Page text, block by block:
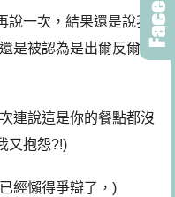
一次，結果還是說我
是被認為是出爾反爾的
連說這是你的餐點都沒
又抱怨?!)
經懶得爭辯了，)